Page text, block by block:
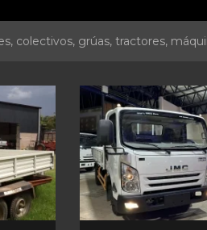
colectivos, grúas, tractores,